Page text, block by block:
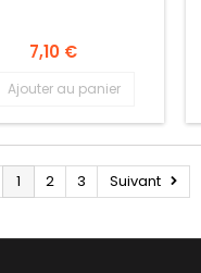
7,10 €
Ajouter au panier
1 2 3 Suivant